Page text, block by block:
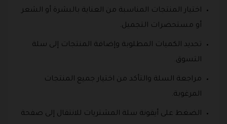
اختيار المنتجات المناسبة من العناية بالبشرة أو الشعر
أو مستحضرات التجميل.
تحديد الكميات المطلوبة وإضافة المنتجات إلى سلة
التسوق.
مراجعة السلة والتأكد من اختيار جميع المنتجات
المرغوبة.
الضغط على أيقونة سلة المشتريات للانتقال إلى صفحة